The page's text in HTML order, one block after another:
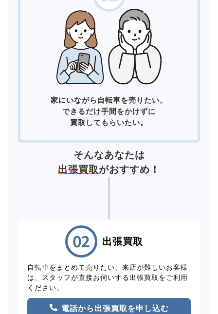
家にいながら自転車を売りたい。
できるだけ手間をかけずに
買取してもらいたい。
そんなあなたは
出張買取がおすすめ！
出張買取
自転車をまとめて売りたい、来店が難しいお客様
は、スタッフが直接お伺いする出張買取をご利用
ください。
電話から出張買取を申し込む